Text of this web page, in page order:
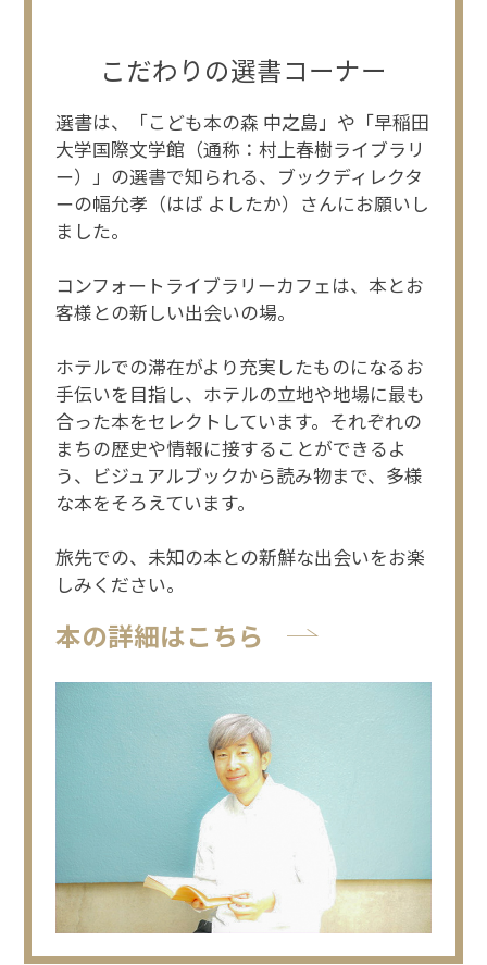
Close
こだわりの選書コーナー
選書は、「こども本の森 中之島」や「早稲田
大学国際文学館（通称：村上春樹ライブラリ
ー）」の選書で知られる、ブックディレクタ
ーの幅允孝（はば よしたか）さんにお願いし
ました。
コンフォートライブラリーカフェは、本とお
客様との新しい出会いの場。
ホテルでの滞在がより充実したものになるお
手伝いを目指し、ホテルの立地や地場に最も
合った本をセレクトしています。それぞれの
まちの歴史や情報に接することができるよ
う、ビジュアルブックから読み物まで、多様
な本をそろえています。
旅先での、未知の本との新鮮な出会いをお楽
しみください。
本の詳細はこちら